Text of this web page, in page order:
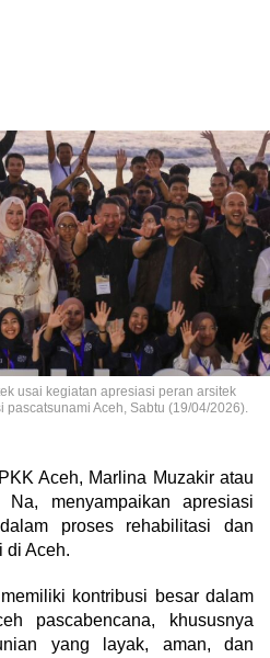
usai kegiatan apresiasi peran arsitek
Aceh, Sabtu (19/04/2026).
Aceh, Marlina Muzakir atau
menyampaikan apresiasi
proses rehabilitasi dan
di Aceh.
kontribusi besar dalam
pascabencana, khususnya
yang layak, aman, dan